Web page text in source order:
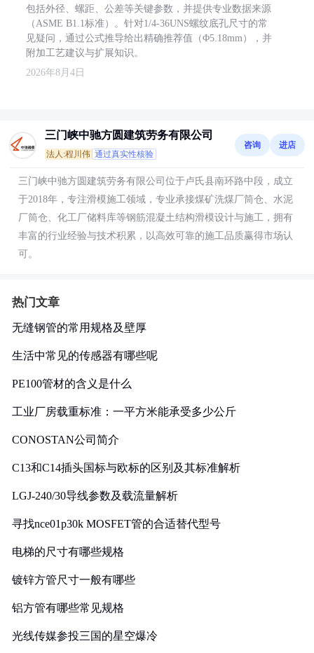
包括外径、螺距、公差等关键参数，并提供专业数据来源
（ASME B1.1标准）。针对1/4-36UNS螺纹底孔尺寸的常
见疑问，通过公式推导给出精确推荐值（Φ5.18mm），并
附加工艺建议与扩展知识。
2026年8月4日
三门峡中驰方圆建筑劳务有限公司
法人:程川伟 通过真实性核验
咨询 进店
三门峡中驰方圆建筑劳务有限公司位于卢氏县南环路中段，成立
于2018年，专注滑模施工领域，专业承接煤矿洗煤厂筒仓、水泥
厂筒仓、化工厂储料库等钢筋混凝土结构滑模设计与施工，拥有
丰富的行业经验与技术积累，以高效可靠的施工品质赢得市场认
可。
热门文章
无缝钢管的常用规格及壁厚
生活中常见的传感器有哪些呢
PE100管材的含义是什么
工业厂房载重标准：一平方米能承受多少公斤
CONOSTAN公司简介
C13和C14插头国标与欧标的区别及其标准解析
LGJ-240/30导线参数及载流量解析
寻找nce01p30k MOSFET管的合适替代型号
电梯的尺寸有哪些规格
镀锌方管尺寸一般有哪些
铝方管有哪些常见规格
光线传媒参投三国的星空爆冷